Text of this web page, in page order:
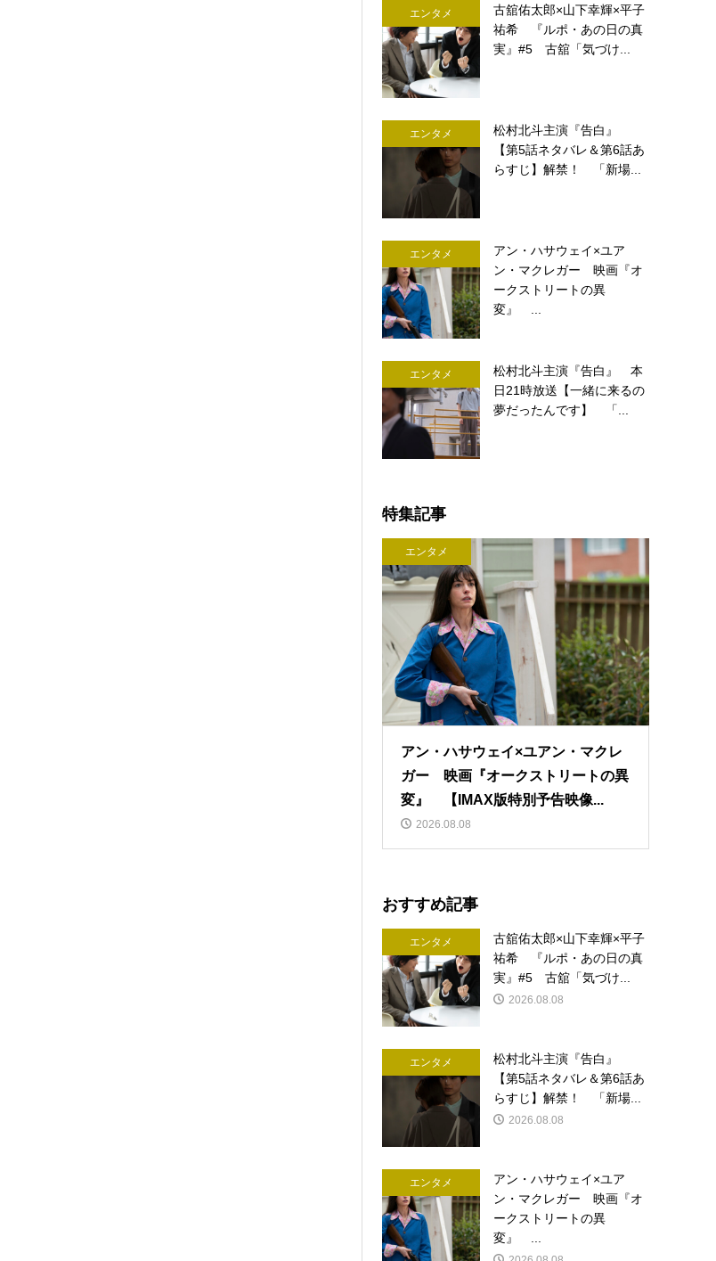
エンタメ
古舘佑太郎×山下幸輝×平子
祐希 『ルポ・あの日の真
実』#5 古舘「気づけ...
エンタメ
松村北斗主演『告白』
【第5話ネタバレ＆第6話あ
らすじ】解禁！ 「新場...
エンタメ
アン・ハサウェイ×ユア
ン・マクレガー 映画『オ
ークストリートの異
変』 ...
エンタメ
松村北斗主演『告白』 本
日21時放送【一緒に来るの
夢だったんです】 「...
特集記事
エンタメ
アン・ハサウェイ×ユアン・マクレ
ガー 映画『オークストリートの異
変』 【IMAX版特別予告映像...
2026.08.08
おすすめ記事
エンタメ
古舘佑太郎×山下幸輝×平子
祐希 『ルポ・あの日の真
実』#5 古舘「気づけ...
2026.08.08
エンタメ
松村北斗主演『告白』
【第5話ネタバレ＆第6話あ
らすじ】解禁！ 「新場...
2026.08.08
エンタメ
アン・ハサウェイ×ユア
ン・マクレガー 映画『オ
ークストリートの異
変』 ...